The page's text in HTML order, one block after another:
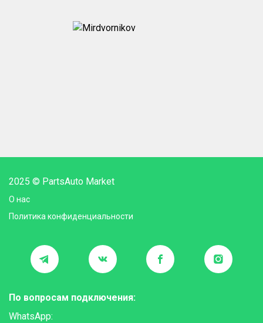
2025 © PartsAuto Market
О нас
Политика конфиденциальности
По вопросам подключения:
WhatsApp: